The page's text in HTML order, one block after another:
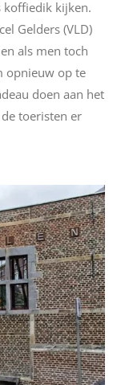
koffiedik kijken.
Gelders (VLD)
als men toch
opnieuw op te
doen aan het
toeristen er